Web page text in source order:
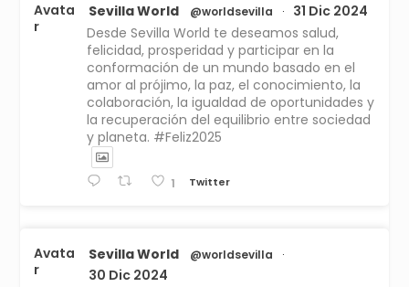
Avata
r
Sevilla World @worldsevilla ·
31 Dic 2024
Desde Sevilla World te deseamos salud,
felicidad, prosperidad y participar en la
conformación de un mundo basado en el
amor al prójimo, la paz, el conocimiento, la
colaboración, la igualdad de oportunidades y
la recuperación del equilibrio entre sociedad
y planeta. #Feliz2025
1 Twitter
Avata
r
Sevilla World @worldsevilla ·
30 Dic 2024